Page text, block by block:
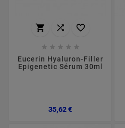
  
    
Eucerin Hyaluron-Filler
Epigenetic Sérum 30ml
35,62 €Preço